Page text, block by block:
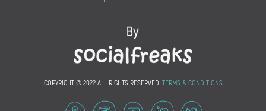
COPYRIGHT © 2022 ALL RIGHTS RESERVED. TERMS & CONDITIONS